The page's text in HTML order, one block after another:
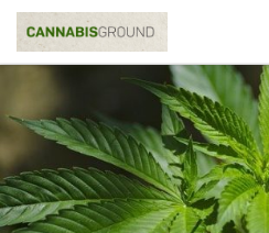
Skip to content